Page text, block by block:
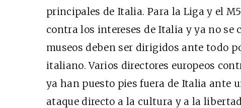
principales de Italia. Para la Liga y el
contra los intereses de Italia y ya no se
museos deben ser dirigidos ante todo
italiano. Varios directores europeos
ya han puesto pies fuera de Italia ante
ataque directo a la cultura y a la